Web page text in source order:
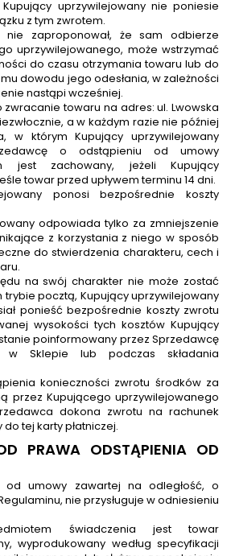
uprzywilejowany nie poniesie
z tym zwrotem.
nie zaproponował, że sam odbierze
uprzywilejowanego, może wstrzymać
do czasu otrzymania towaru lub do
dowodu jego odesłania, w zależności
nastąpi wcześniej.
towaru na adres: ul. Lwowska
a w każdym razie nie później
w którym Kupujący uprzywilejowany
o odstąpieniu od umowy
jest zachowany, jeżeli Kupujący
towar przed upływem terminu 14 dni.
ponosi bezpośrednie koszty
odpowiada tylko za zmniejszenie
z korzystania z niego w sposób
do stwierdzenia charakteru, cech i
na swój charakter nie może zostać
trybie pocztą, Kupujący uprzywilejowany
ponieść bezpośrednie koszty zwrotu
wysokości tych kosztów Kupujący
poinformowany przez Sprzedawcę
Sklepie lub podczas składania
konieczności zwrotu środków za
przez Kupującego uprzywilejowanego
dokona zwrotu na rachunek
tej karty płatniczej.
PRAWA ODSTĄPIENIA OD
od umowy zawartej na odległość, o
nie przysługuje w odniesieniu
świadczenia jest towar
wyprodukowany według specyfikacji